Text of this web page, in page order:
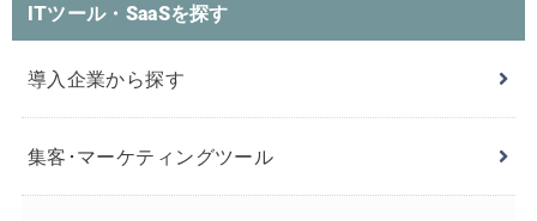
ITツール・SaaSを探す
導入企業から探す
集客･マーケティングツール